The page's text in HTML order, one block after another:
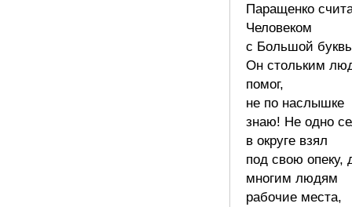
Паращенко
Человеком
с Большой
Он стольким
помог,
не по наслышке
знаю! Не одно
в округе взял
под свою опеку,
многим людям
рабочие места,